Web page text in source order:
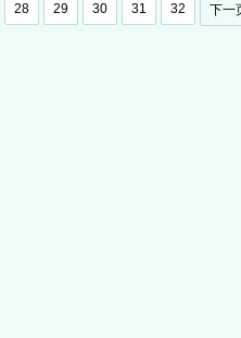
28 29 30 31 32 下一